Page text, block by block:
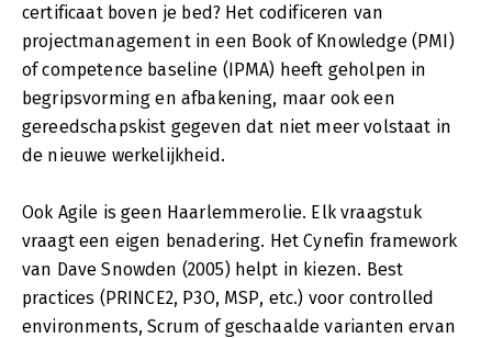
certificaat boven je bed? Het codificeren van
projectmanagement in een Book of Knowledge (PMI)
of competence baseline (IPMA) heeft geholpen in
begripsvorming en afbakening, maar ook een
gereedschapskist gegeven dat niet meer volstaat in
de nieuwe werkelijkheid.
Ook Agile is geen Haarlemmerolie. Elk vraagstuk
vraagt een eigen benadering. Het Cynefin framework
van Dave Snowden (2005) helpt in kiezen. Best
practices (PRINCE2, P3O, MSP, etc.) voor controlled
environments, Scrum of geschaalde varianten ervan